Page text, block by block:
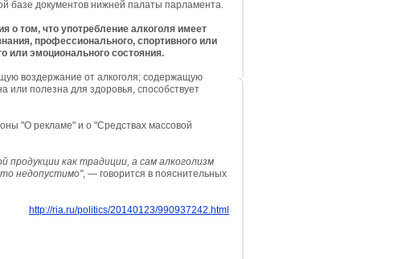
базе документов нижней палаты парламента.
о том, что употребление алкоголя имеет
профессионального, спортивного или
или эмоционального состояния.
воздержание от алкоголя; содержащую
или полезна для здоровья, способствует
"О рекламе" и о "Средствах массовой
продукции как традиции, а сам алкоголизм
недопустимо", — говорится в пояснительных
http://ria.ru/politics/20140123/990937242.html